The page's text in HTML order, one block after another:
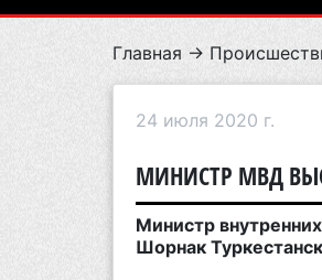
Главная →
24 июля 2020 г.
МИНИСТР МВД
Министр
Шорнак